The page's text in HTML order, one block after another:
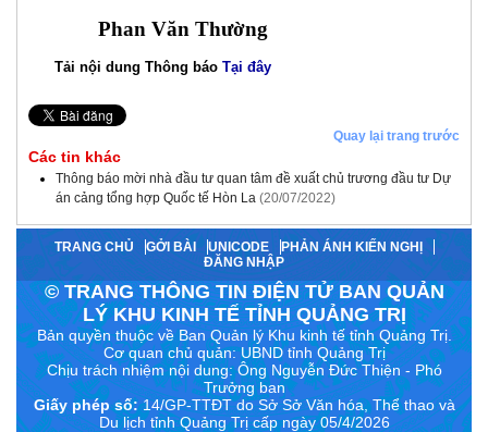
Phan Văn Thường
Tải nội dung Thông báo Tại đây
Quay lại trang trước
Các tin khác
Thông báo mời nhà đầu tư quan tâm đề xuất chủ trương đầu tư Dự
án cảng tổng hợp Quốc tế Hòn La (20/07/2022)
TRANG CHỦ GỞI BÀI UNICODE
PHẢN ÁNH KIẾN NGHỊ
ĐĂNG NHẬP
© TRANG THÔNG TIN ĐIỆN TỬ BAN QUẢN
LÝ KHU KINH TẾ TỈNH QUẢNG TRỊ
Bản quyền thuộc về Ban Quản lý Khu kinh tế tỉnh Quảng Trị.
Cơ quan chủ quản: UBND tỉnh Quảng Trị
Chịu trách nhiệm nội dung:Ông Nguyễn Đức Thiện - Phó
Trưởng ban
Giấy phép số:14/GP-TTĐT do Sở Sở Văn hóa, Thể thao và
Du lịch tỉnh Quảng Trị cấp ngày 05/4/2026